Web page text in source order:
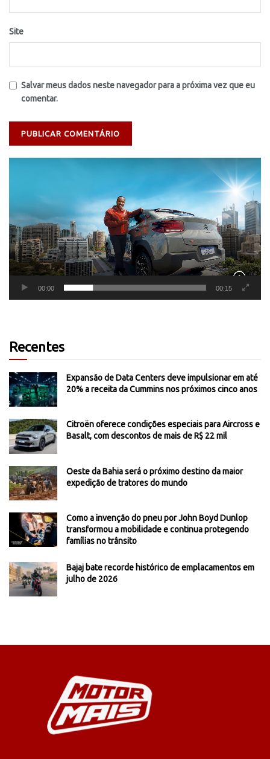
Site
Salvar meus dados neste navegador para a próxima vez que eu
comentar.
00:00 00:15
Recentes
Expansão de Data Centers deve impulsionar em até
20% a receita da Cummins nos próximos cinco anos
Citroën oferece condições especiais para Aircross e
Basalt, com descontos de mais de R$ 22 mil
Oeste da Bahia será o próximo destino da maior
expedição de tratores do mundo
Como a invenção do pneu por John Boyd Dunlop
transformou a mobilidade e continua protegendo
famílias no trânsito
Bajaj bate recorde histórico de emplacamentos em
julho de 2026